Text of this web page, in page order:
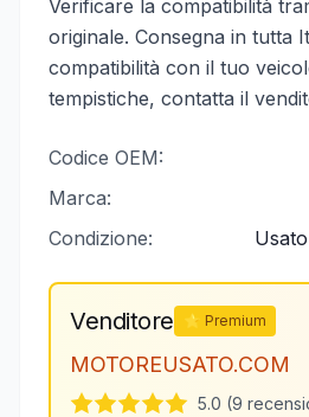
Verificare la compatibilità
originale. Consegna in tutta
compatibilità con il tuo
tempistiche, contatta il
Codice OEM:
Marca:
Condizione:
Venditore ⭐ Premium
MOTOREUSATO.COM
5.0 (9